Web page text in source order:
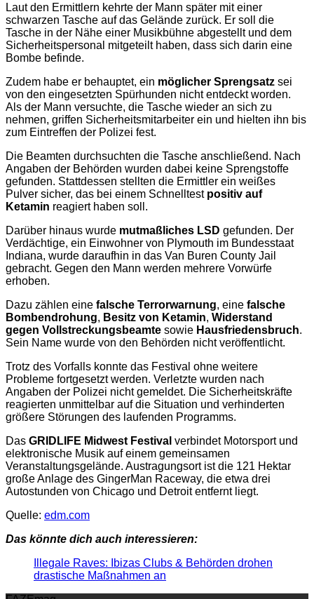
Laut den Ermittlern kehrte der Mann später mit einer
schwarzen Tasche auf das Gelände zurück. Er soll die
Tasche in der Nähe einer Musikbühne abgestellt und dem
Sicherheitspersonal mitgeteilt haben, dass sich darin eine
Bombe befinde.
Zudem habe er behauptet, ein möglicher Sprengsatz sei
von den eingesetzten Spürhunden nicht entdeckt worden.
Als der Mann versuchte, die Tasche wieder an sich zu
nehmen, griffen Sicherheitsmitarbeiter ein und hielten ihn bis
zum Eintreffen der Polizei fest.
Die Beamten durchsuchten die Tasche anschließend. Nach
Angaben der Behörden wurden dabei keine Sprengstoffe
gefunden. Stattdessen stellten die Ermittler ein weißes
Pulver sicher, das bei einem Schnelltest positiv auf
Ketamin reagiert haben soll.
Darüber hinaus wurde mutmaßliches LSD gefunden. Der
Verdächtige, ein Einwohner von Plymouth im Bundesstaat
Indiana, wurde daraufhin in das Van Buren County Jail
gebracht. Gegen den Mann werden mehrere Vorwürfe
erhoben.
Dazu zählen eine falsche Terrorwarnung, eine falsche
Bombendrohung, Besitz von Ketamin, Widerstand
gegen Vollstreckungsbeamte sowie Hausfriedensbruch.
Sein Name wurde von den Behörden nicht veröffentlicht.
Trotz des Vorfalls konnte das Festival ohne weitere
Probleme fortgesetzt werden. Verletzte wurden nach
Angaben der Polizei nicht gemeldet. Die Sicherheitskräfte
reagierten unmittelbar auf die Situation und verhinderten
größere Störungen des laufenden Programms.
Das GRIDLIFE Midwest Festival verbindet Motorsport und
elektronische Musik auf einem gemeinsamen
Veranstaltungsgelände. Austragungsort ist die 121 Hektar
große Anlage des GingerMan Raceway, die etwa drei
Autostunden von Chicago und Detroit entfernt liegt.
Quelle: edm.com
Das könnte dich auch interessieren:
Illegale Raves: Ibizas Clubs & Behörden drohen
drastische Maßnahmen an